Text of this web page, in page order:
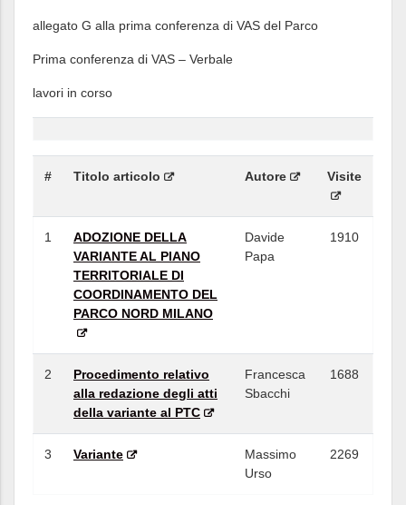
allegato G alla prima conferenza di VAS del Parco
Prima conferenza di VAS – Verbale
lavori in corso
# Titolo articolo Autore Visite
1
ADOZIONE DELLA
VARIANTE AL PIANO
TERRITORIALE DI
COORDINAMENTO DEL
PARCO NORD MILANO
Davide
Papa
1910
2
Procedimento relativo
alla redazione degli atti
della variante al PTC
Francesca
Sbacchi
1688
3 Variante
Massimo
Urso
2269